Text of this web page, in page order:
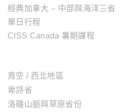
經典加拿大 – 中部與海洋三省
單日行程
CISS Canada 暑期課程
育空 / 西北地區
卑詩省
洛磯山脈與草原省份